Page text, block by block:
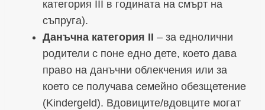
категория III в годината на смърт на
съпруга).
Данъчна категория II – за еднолични
родители с поне едно дете, което дава
право на данъчни облекчения или за
което се получава семейно обезщетение
(Kindergeld). Вдовиците/вдовците могат